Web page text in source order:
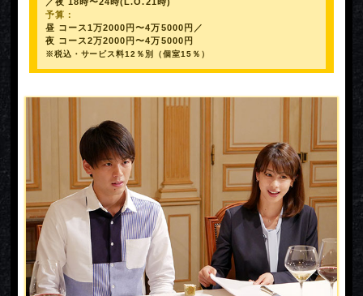
予算：
昼 コース1万2000円〜4万5000円／
夜 コース2万2000円〜4万5000円
※税込・サービス料12％別（個室15％）